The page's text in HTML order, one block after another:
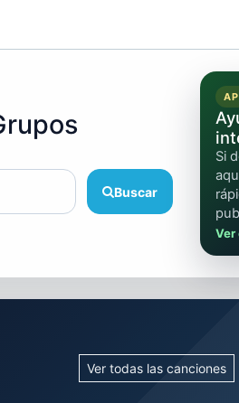
Buscar
Si
Ver
Ver todas las canciones